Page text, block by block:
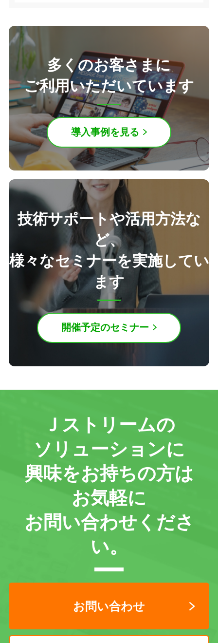
多くのお客さまに
ご利用いただいています
導入事例を見る
技術サポートや活用方法な
ど、
様々なセミナーを実施してい
ます
開催予定のセミナー
Ｊストリームの
ソリューションに
興味をお持ちの方は
お気軽に
お問い合わせくださ
い。
お問い合わせ